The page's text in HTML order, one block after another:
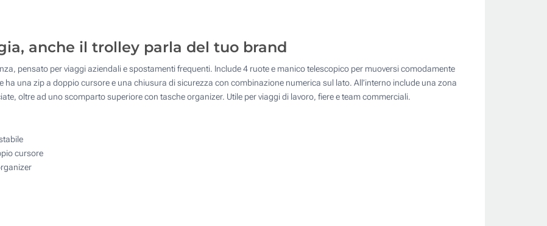
50
100
Quantità desiderata :
anche il trolley parla del tuo brand
pensato per viaggi aziendali e spostamenti frequenti. Include 4 ruote e manico telescopico per muoversi comodamente
una zip a doppio cursore e una chiusura di sicurezza con combinazione numerica sul lato. All’interno include una zona
oltre ad uno scomparto superiore con tasche organizer. Utile per viaggi di lavoro, fiere e team commerciali.
cursore